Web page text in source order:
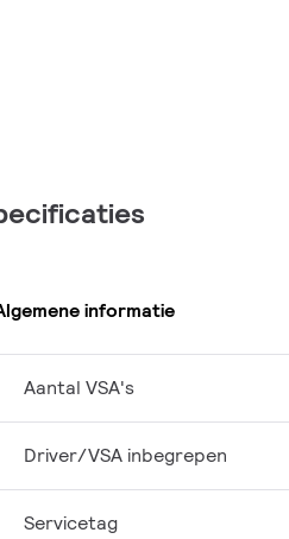
informatie
Aantal VSA's
Driver/VSA inbegrepen
Servicetag